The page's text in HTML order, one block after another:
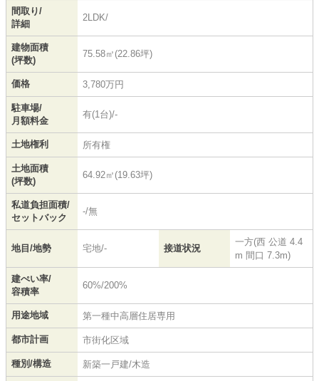
間取り/
詳細
2LDK/
建物面積
(坪数)
75.58㎡(22.86坪)
価格 3,780万円
駐車場/
月額料金
有(1台)/-
土地権利 所有権
土地面積
(坪数)
64.92㎡(19.63坪)
私道負担面積/
セットバック
-/無
地目/地勢 宅地/- 接道状況
一方(西 公道 4.4
m 間口 7.3m)
建ぺい率/
容積率
60%/200%
用途地域 第一種中高層住居専用
都市計画 市街化区域
種別/構造 新築一戸建/木造